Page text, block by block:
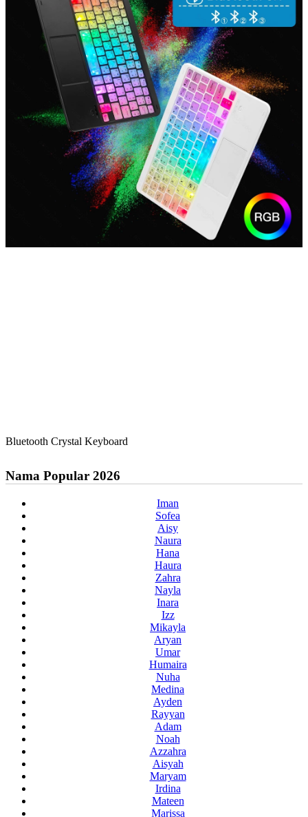
Bluetooth Crystal Keyboard
Nama Popular 2026
Iman
Sofea
Aisy
Naura
Hana
Haura
Zahra
Nayla
Inara
Izz
Mikayla
Aryan
Umar
Humaira
Nuha
Medina
Ayden
Rayyan
Adam
Noah
Azzahra
Aisyah
Maryam
Irdina
Mateen
Marissa